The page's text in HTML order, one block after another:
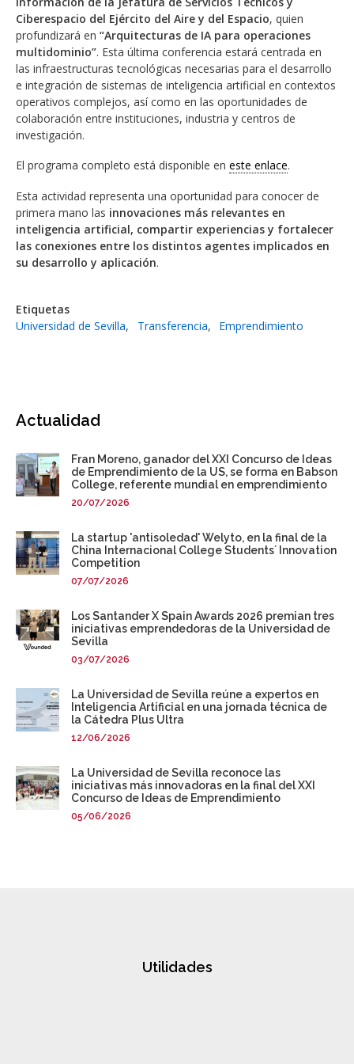
Ciberespacio del Ejército del Aire y del Espacio, quien
profundizará en “Arquitecturas de IA para operaciones
multidominio”. Esta última conferencia estará centrada en
las infraestructuras tecnológicas necesarias para el desarrollo
e integración de sistemas de inteligencia artificial en contextos
operativos complejos, así como en las oportunidades de
colaboración entre instituciones, industria y centros de
investigación.
El programa completo está disponible en este enlace.
Esta actividad representa una oportunidad para conocer de
primera mano las innovaciones más relevantes en
inteligencia artificial, compartir experiencias y fortalecer
las conexiones entre los distintos agentes implicados en
su desarrollo y aplicación.
Etiquetas
Universidad de Sevilla
Transferencia Emprendimiento
Actualidad
Fran Moreno, ganador del XXI Concurso de Ideas
de Emprendimiento de la US, se forma en Babson
College, referente mundial en emprendimiento
20/07/2026
La startup 'antisoledad' Welyto, en la final de la
China Internacional College Students´ Innovation
Competition
07/07/2026
Los Santander X Spain Awards 2026 premian tres
iniciativas emprendedoras de la Universidad de
Sevilla
03/07/2026
La Universidad de Sevilla reúne a expertos en
Inteligencia Artificial en una jornada técnica de
la Cátedra Plus Ultra
12/06/2026
La Universidad de Sevilla reconoce las
iniciativas más innovadoras en la final del XXI
Concurso de Ideas de Emprendimiento
05/06/2026
Utilidades